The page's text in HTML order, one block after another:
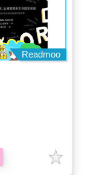
Readmoo